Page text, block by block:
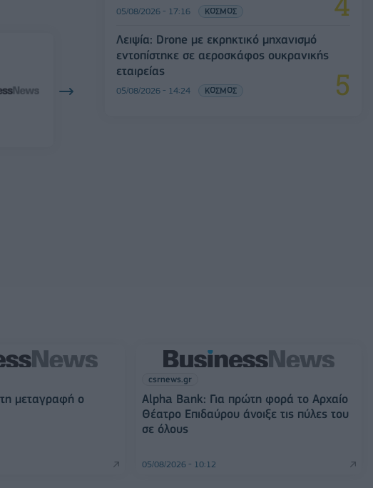
05/08/2026 - 17:16 ΚΟΣΜΟΣ
Λειψία: Drone με εκρηκτικό μηχανισμό
εντοπίστηκε σε αεροσκάφος ουκρανικής
εταιρείας
05/08/2026 - 14:24 ΚΟΣΜΟΣ
μεταγραφή ο
csrnews.gr
Alpha Bank: Για πρώτη φορά το Αρχαίο
Θέατρο Επιδαύρου άνοιξε τις πύλες του
σε όλους
05/08/2026 - 10:12